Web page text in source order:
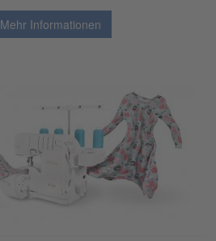
Mehr Informationen